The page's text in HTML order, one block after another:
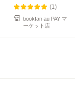
(1)
bookfan au PAY マ
ーケット店